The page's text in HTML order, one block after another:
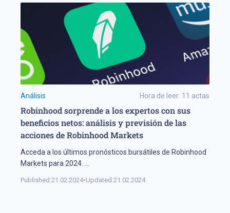
Análisis Hora de leer: 11 actas
Robinhood sorprende a los expertos con sus
beneficios netos: análisis y previsión de las
acciones de Robinhood Markets
Acceda a los últimos pronósticos bursátiles de Robinhood
Markets para 2024. ...
Published:21.02.2024•Updated:21.02.2024